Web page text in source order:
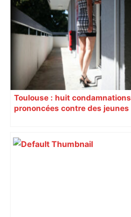
Toulouse : huit condamnations
prononcées contre des jeunes